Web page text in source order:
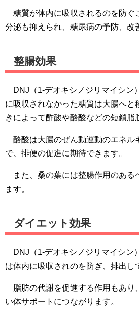
糖質が体内に吸収されるのを防ぐ
分泌も抑えられ、糖尿病の予防、改
整腸効果
DNJ（1-デオキシノジリマイシン
に吸収されなかった糖質は大腸へと
きによって酢酸や酪酸などの短鎖脂
酪酸は大腸のぜん動運動のエネル
で、排便の促進に期待できます。
また、桑の葉には整腸作用のある
ます。
ダイエット効果
DNJ（1-デオキシノジリマイシン
は体内に吸収されのを防ぎ、排出し
脂肪の代謝を促進する作用もあり
い体サポートにつながります。